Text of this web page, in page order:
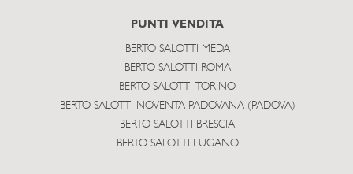
PUNTI VENDITA
BERTO SALOTTI MEDA
BERTO SALOTTI ROMA
BERTO SALOTTI TORINO
BERTO SALOTTI NOVENTA PADOVANA (PADOVA)
BERTO SALOTTI BRESCIA
BERTO SALOTTI LUGANO